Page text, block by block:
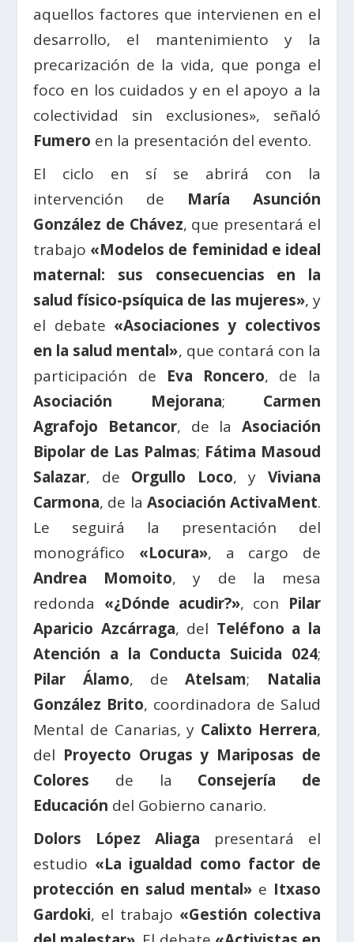
aquellos factores que intervienen en el
desarrollo, el mantenimiento y la
precarización de la vida, que ponga el
foco en los cuidados y en el apoyo a la
colectividad sin exclusiones», señaló
Fumero en la presentación del evento.
El ciclo en sí se abrirá con la
intervención de María Asunción
González de Chávez, que presentará el
trabajo «Modelos de feminidad e ideal
maternal: sus consecuencias en la
salud físico-psíquica de las mujeres», y
el debate «Asociaciones y colectivos
en la salud mental», que contará con la
participación de Eva Roncero, de la
Asociación Mejorana; Carmen
Agrafojo Betancor, de la Asociación
Bipolar de Las Palmas; Fátima Masoud
Salazar, de Orgullo Loco, y Viviana
Carmona, de la Asociación ActivaMent.
Le seguirá la presentación del
monográfico «Locura», a cargo de
Andrea Momoito, y de la mesa
redonda «¿Dónde acudir?», con Pilar
Aparicio Azcárraga, del Teléfono a la
Atención a la Conducta Suicida 024;
Pilar Álamo, deAtelsam; Natalia
González Brito, coordinadora de Salud
Mental de Canarias, y Calixto Herrera,
del Proyecto Orugas y Mariposas de
Colores de la Consejería de
Educación del Gobierno canario.
Dolors López Aliaga presentará el
estudio «La igualdad como factor de
protección en salud mental» e Itxaso
Gardoki, el trabajo «Gestión colectiva